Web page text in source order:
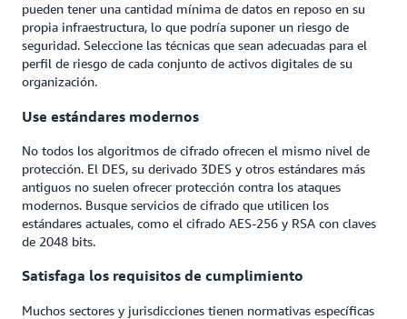
pueden tener una cantidad mínima de datos en reposo en su
propia infraestructura, lo que podría suponer un riesgo de
seguridad. Seleccione las técnicas que sean adecuadas para el
perfil de riesgo de cada conjunto de activos digitales de su
organización.
Use estándares modernos
No todos los algoritmos de cifrado ofrecen el mismo nivel de
protección. El DES, su derivado 3DES y otros estándares más
antiguos no suelen ofrecer protección contra los ataques
modernos. Busque servicios de cifrado que utilicen los
estándares actuales, como el cifrado AES-256 y RSA con claves
de 2048 bits.
Satisfaga los requisitos de cumplimiento
Muchos sectores y jurisdicciones tienen normativas específicas